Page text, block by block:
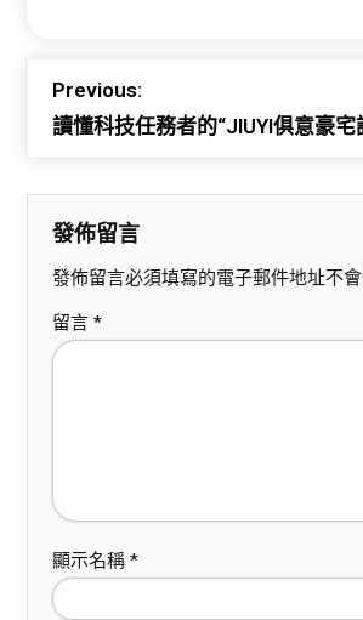
Previous:
讀懂科技任務者的“JIUYI俱意豪宅
發佈留言
發佈留言必須填寫的電子郵件地址不會
留言 *
顯示名稱 *